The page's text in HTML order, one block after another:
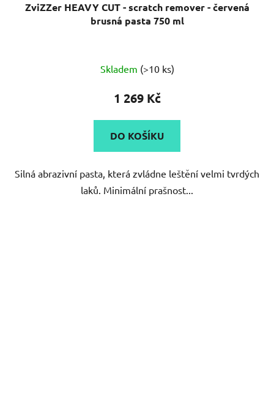
ZviZZer HEAVY CUT - scratch remover - červená
brusná pasta 750 ml
hodnocení
produktu
z
hvězdiček.
Skladem (>10 ks)
1 269 Kč
DO KOŠÍKU
Silná abrazivní pasta, která zvládne leštění velmi tvrdých
laků. Minimální prašnost...